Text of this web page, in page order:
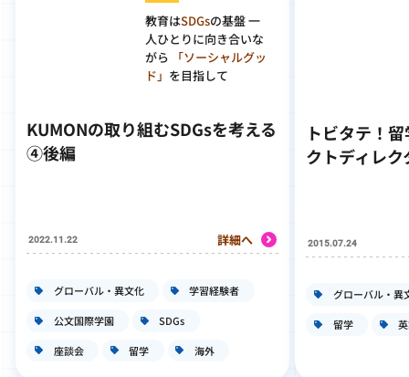
教育はSDGsの基盤 一
人ひとりに向き合いな
がら
「ソーシャルグッ
ド」 を目指して
KUMONの取り組むSDGsを考える
④後編
2022.11.22 詳細へ
グローバル・異文化 学習経験者
公文国際学園 SDGs
座談会 留学 海外
トビタテ！
クトディレ
2015.07.24
グローバル・異
留学